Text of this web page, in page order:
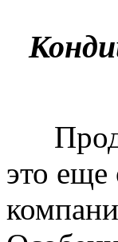
это еще